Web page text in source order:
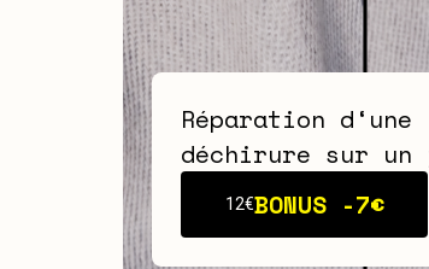
Réparation d‘une
déchirure sur un
12€BONUS -7€